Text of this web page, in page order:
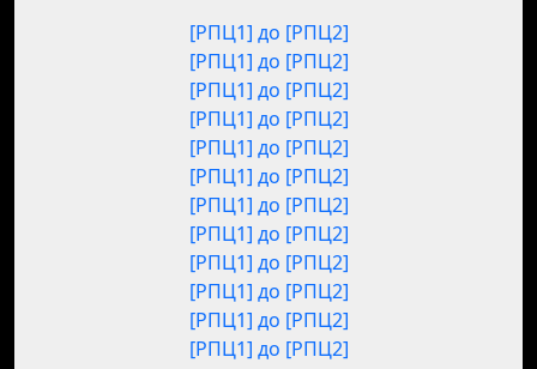
[РПЦ1] до [РПЦ2]
[РПЦ1] до [РПЦ2]
[РПЦ1] до [РПЦ2]
[РПЦ1] до [РПЦ2]
[РПЦ1] до [РПЦ2]
[РПЦ1] до [РПЦ2]
[РПЦ1] до [РПЦ2]
[РПЦ1] до [РПЦ2]
[РПЦ1] до [РПЦ2]
[РПЦ1] до [РПЦ2]
[РПЦ1] до [РПЦ2]
[РПЦ1] до [РПЦ2]